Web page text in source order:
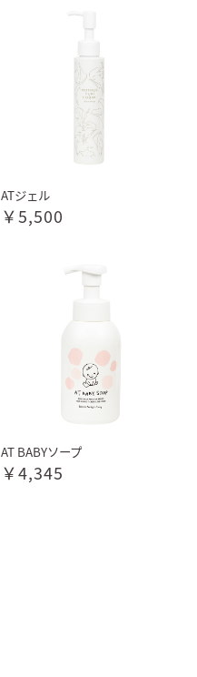
カートへ進む
ATジェル
￥5,500
AT BABYソープ
￥4,345